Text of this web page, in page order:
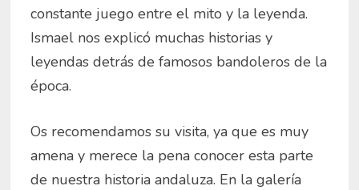
constante juego entre el mito y la leyenda.
Ismael nos explicó muchas historias y
leyendas detrás de famosos bandoleros de la
época.
Os recomendamos su visita, ya que es muy
amena y merece la pena conocer esta parte
de nuestra historia andaluza. En la galería